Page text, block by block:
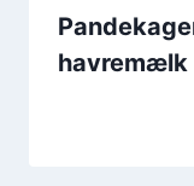
havremælk